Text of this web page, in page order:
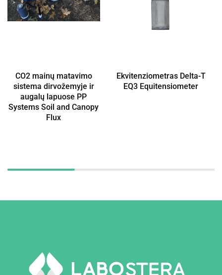
CO2 mainų matavimo
sistema dirvožemyje ir
augalų lapuose PP
Systems Soil and Canopy
Flux
Ekvitenziometras Delta-T
EQ3 Equitensiometer